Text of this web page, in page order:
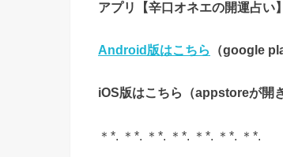
アプリ【辛口オネエの開運占
Android版はこちら （google
iOS版はこちら（appstoreが開
＊*. ＊*. ＊*. ＊*. ＊*. ＊*. ＊*.